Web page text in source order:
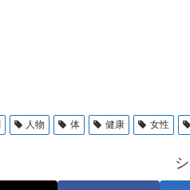
人物 体 健康 女性